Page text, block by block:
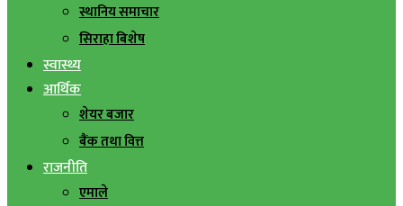
स्थानिय समाचार
सिराहा बिशेष
स्वास्थ्य
आर्थिक
शेयर बजार
बैंक तथा वित्त
राजनीति
एमाले